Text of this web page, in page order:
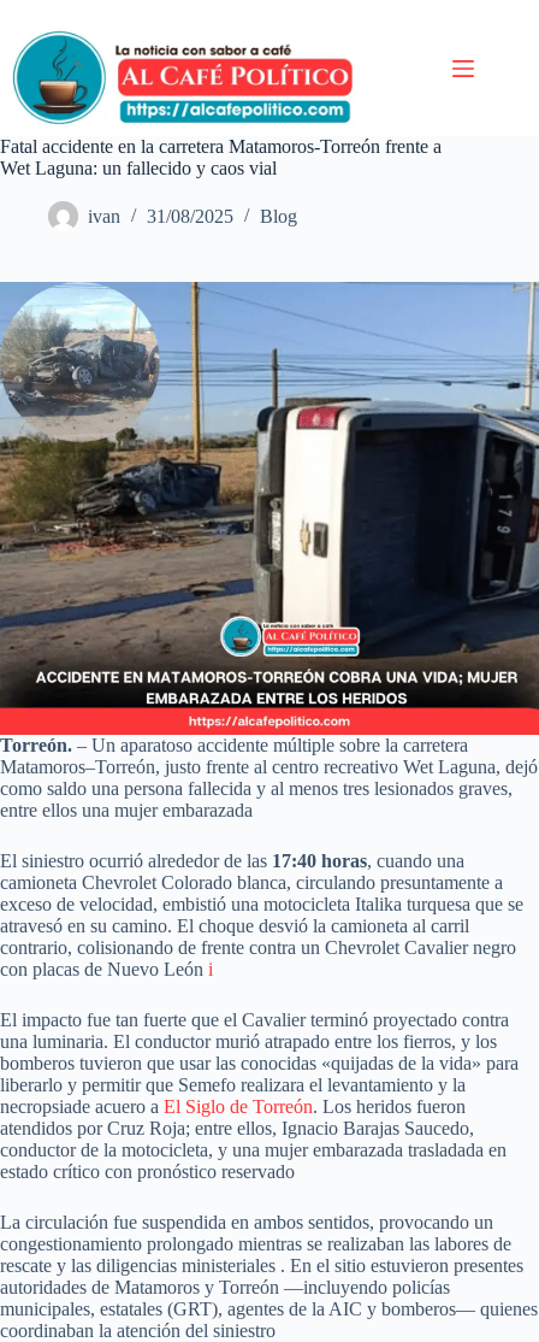
contenido
Fatal accidente en la carretera Matamoros-Torreón frente a
Wet Laguna: un fallecido y caos vial
ivan 31/08/2025 Blog
Torreón. – Un aparatoso accidente múltiple sobre la carretera
Matamoros–Torreón, justo frente al centro recreativo Wet Laguna, dejó
como saldo una persona fallecida y al menos tres lesionados graves,
entre ellos una mujer embarazada
El siniestro ocurrió alrededor de las 17:40 horas, cuando una
camioneta Chevrolet Colorado blanca, circulando presuntamente a
exceso de velocidad, embistió una motocicleta Italika turquesa que se
atravesó en su camino. El choque desvió la camioneta al carril
contrario, colisionando de frente contra un Chevrolet Cavalier negro
con placas de Nuevo León i
El impacto fue tan fuerte que el Cavalier terminó proyectado contra
una luminaria. El conductor murió atrapado entre los fierros, y los
bomberos tuvieron que usar las conocidas «quijadas de la vida» para
liberarlo y permitir que Semefo realizara el levantamiento y la
necropsiade acuero a El Siglo de Torreón. Los heridos fueron
atendidos por Cruz Roja; entre ellos, Ignacio Barajas Saucedo,
conductor de la motocicleta, y una mujer embarazada trasladada en
estado crítico con pronóstico reservado
La circulación fue suspendida en ambos sentidos, provocando un
congestionamiento prolongado mientras se realizaban las labores de
rescate y las diligencias ministeriales . En el sitio estuvieron presentes
autoridades de Matamoros y Torreón —incluyendo policías
municipales, estatales (GRT), agentes de la AIC y bomberos— quienes
coordinaban la atención del siniestro